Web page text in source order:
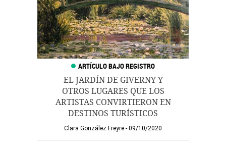
EL JARDÍN DE GIVERNY Y
OTROS LUGARES QUE LOS
ARTISTAS CONVIRTIERON EN
DESTINOS TURÍSTICOS
Clara González Freyre 09/10/2020